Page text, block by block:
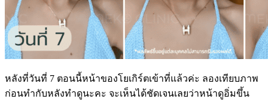
หลังที่วันที่ 7 ตอนนี้หน้าของโยเกิร์ตเข้าที่แล้วค่ะ ลองเทียบภาพ
ก่อนทำกับหลังทำดูนะคะ จะเห็นได้ชัดเจนเลยว่าหน้าดูอิ่มขึ้น